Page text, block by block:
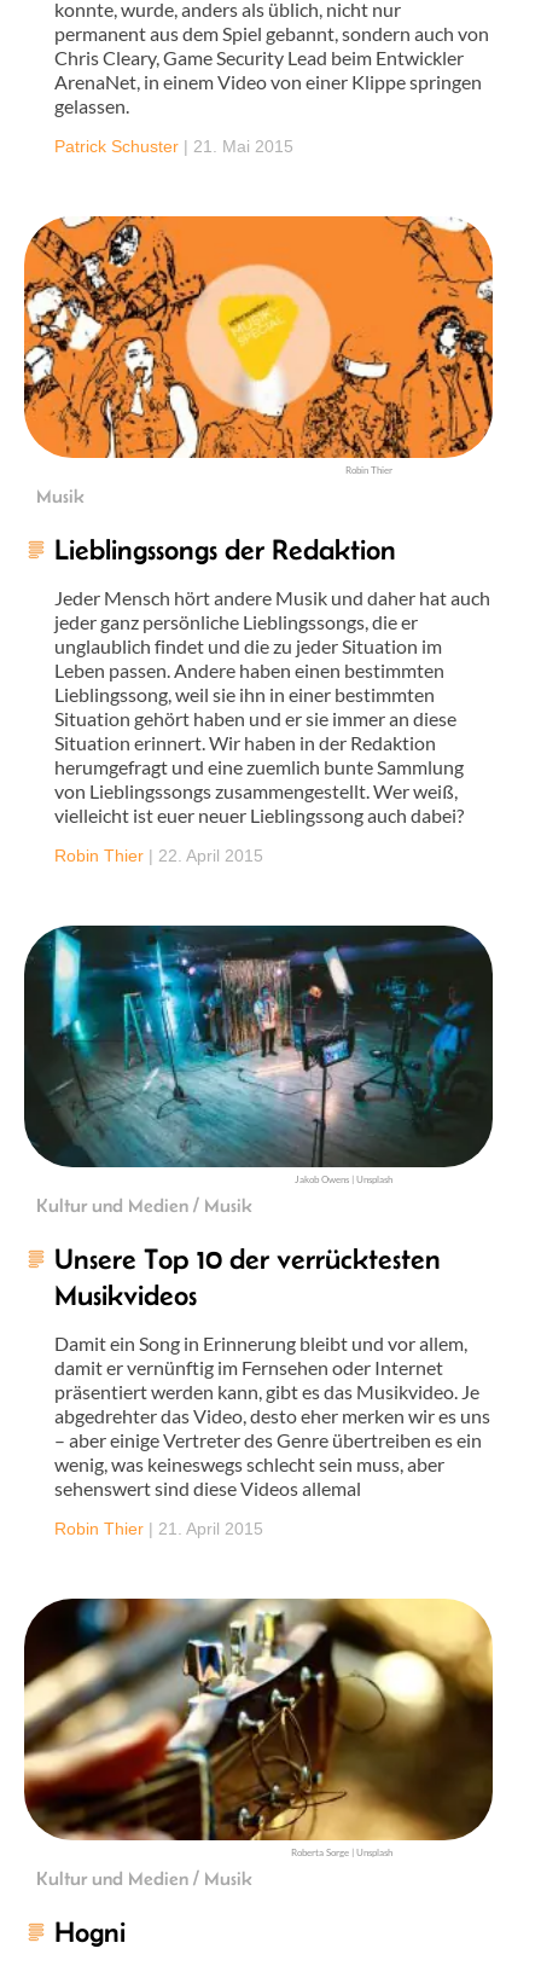
konnte, wurde, anders als üblich, nicht nur
permanent aus dem Spiel gebannt, sondern auch von
Chris Cleary, Game Security Lead beim Entwickler
ArenaNet, in einem Video von einer Klippe springen
gelassen.
Patrick Schuster | 21. Mai 2015
Robin Thier
Musik
Lieblingssongs der Redaktion
Jeder Mensch hört andere Musik und daher hat auch
jeder ganz persönliche Lieblingssongs, die er
unglaublich findet und die zu jeder Situation im
Leben passen. Andere haben einen bestimmten
Lieblingssong, weil sie ihn in einer bestimmten
Situation gehört haben und er sie immer an diese
Situation erinnert. Wir haben in der Redaktion
herumgefragt und eine zuemlich bunte Sammlung
von Lieblingssongs zusammengestellt. Wer weiß,
vielleicht ist euer neuer Lieblingssong auch dabei?
Robin Thier | 22. April 2015
Jakob Owens | Unsplash
Kultur und Medien / Musik
Unsere Top 10 der verrücktesten
Musikvideos
Damit ein Song in Erinnerung bleibt und vor allem,
damit er vernünftig im Fernsehen oder Internet
präsentiert werden kann, gibt es das Musikvideo. Je
abgedrehter das Video, desto eher merken wir es uns
– aber einige Vertreter des Genre übertreiben es ein
wenig, was keineswegs schlecht sein muss, aber
sehenswert sind diese Videos allemal
Robin Thier | 21. April 2015
Roberta Sorge | Unsplash
Kultur und Medien / Musik
Hogni